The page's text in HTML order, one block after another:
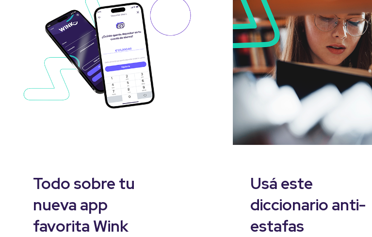
Todo sobre tu
nueva app
favorita Wink
Usá este
diccionario anti-
estafas